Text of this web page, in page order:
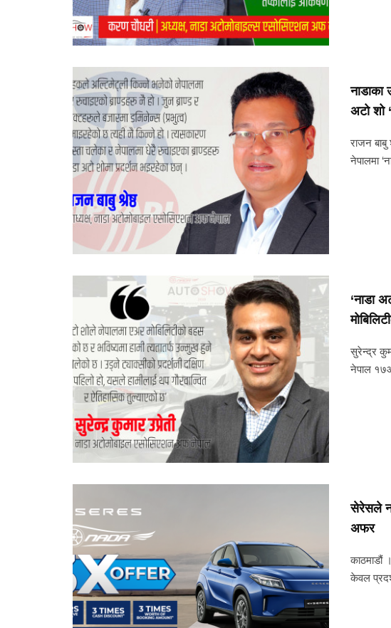
नाडाका
अटो शो
राजन बाबु
नेपालमा
‘नाडा
सुरेन्द्र
नेपाल
सेरेसले
अफर
काठमाडौं
केवल